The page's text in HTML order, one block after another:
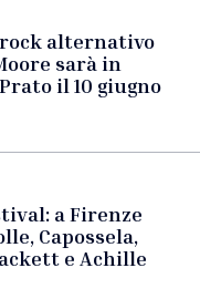
rock alternativo
sarà in
il 10 giugno
a Firenze
Capossela,
e Achille